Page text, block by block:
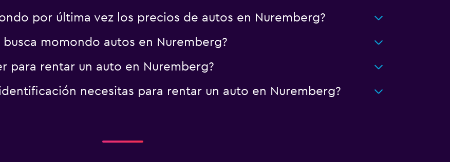
por última vez los precios de autos en Nuremberg?
momondo autos en Nuremberg?
para rentar un auto en Nuremberg?
necesitas para rentar un auto en Nuremberg?